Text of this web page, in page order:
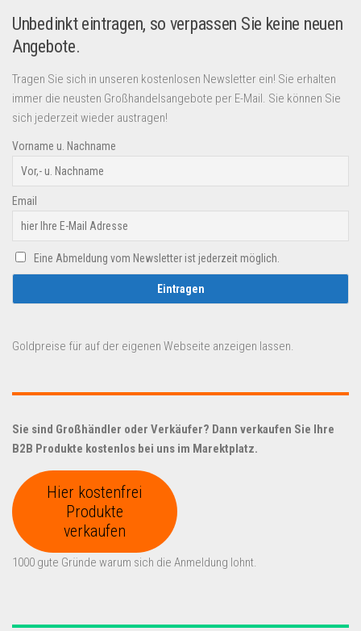
Unbedinkt eintragen, so verpassen Sie keine neuen
Angebote.
Tragen Sie sich in unseren kostenlosen Newsletter ein! Sie erhalten
immer die neusten Großhandelsangebote per E-Mail. Sie können Sie
sich jederzeit wieder austragen!
Vorname u. Nachname
Email
Eine Abmeldung vom Newsletter ist jederzeit möglich.
Goldpreise für auf der eigenen Webseite anzeigen lassen.
Sie sind Großhändler oder Verkäufer? Dann verkaufen Sie Ihre
B2B Produkte kostenlos bei uns im Marektplatz.
Hier kostenfrei
Produkte
verkaufen
1000 gute Gründe warum sich die Anmeldung lohnt.